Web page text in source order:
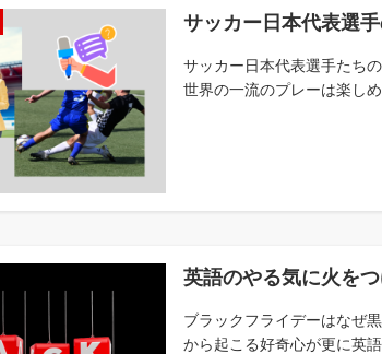
サッカー日本代表選
サッカー日本代表選手たち
世界の一流のプレーは楽し
英語のやる気に火を
ブラックフライデーはなぜ
から起こる好奇心が更に英